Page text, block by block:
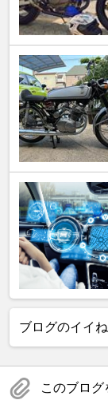
ブログのイイ
このブロ